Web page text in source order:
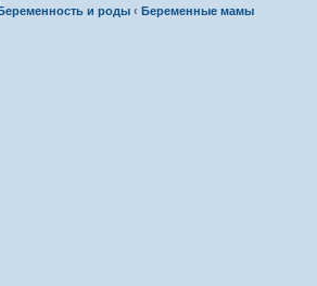
и роды ‹ Беременные мамы